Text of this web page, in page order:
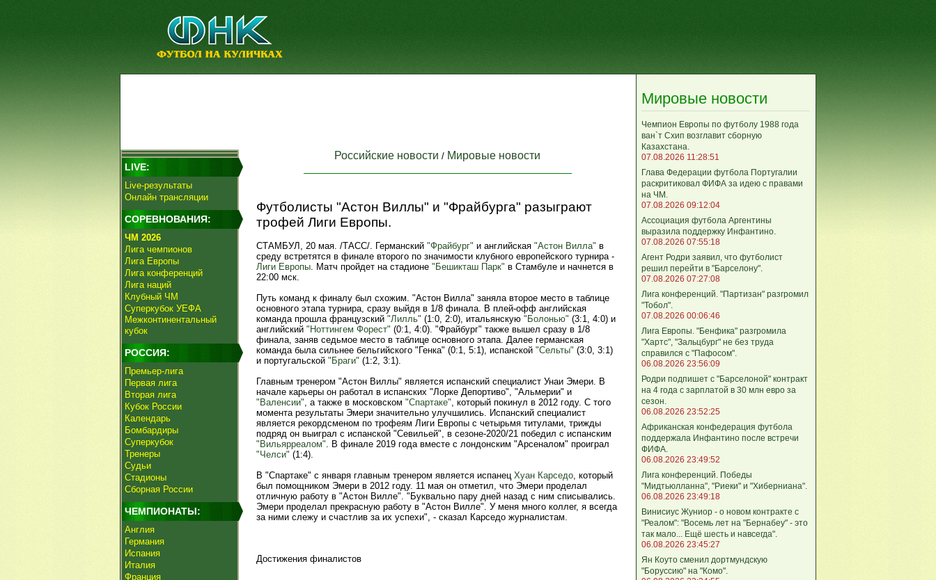
LIVE:
Live-результаты
Онлайн трансляции
СОРЕВНОВАНИЯ:
ЧМ 2026
Лига чемпионов
Лига Европы
Лига конференций
Лига наций
Клубный ЧМ
Суперкубок УЕФА
Межконтинентальный
кубок
РОССИЯ:
Премьер-лига
Первая лига
Вторая лига
Кубок России
Календарь
Бомбардиры
Суперкубок
Тренеры
Судьи
Стадионы
Сборная России
ЧЕМПИОНАТЫ:
Англия
Германия
Испания
Италия
Франция
Российские новости / Мировые новости
Футболисты "Астон Виллы" и "Фрайбурга" разыграют
трофей Лиги Европы.
СТАМБУЛ, 20 мая. /ТАСС/. Германский "Фрайбург" и английская "Астон Вилла" в
среду встретятся в финале второго по значимости клубного европейского турнира -
Лиги Европы. Матч пройдет на стадионе "Бешикташ Парк" в Стамбуле и начнется в
22:00 мск.
Путь команд к финалу был схожим. "Астон Вилла" заняла второе место в таблице
основного этапа турнира, сразу выйдя в 1/8 финала. В плей-офф английская
команда прошла французский "Лилль" (1:0, 2:0), итальянскую "Болонью" (3:1, 4:0) и
английский "Ноттингем Форест" (0:1, 4:0). "Фрайбург" также вышел сразу в 1/8
финала, заняв седьмое место в таблице основного этапа. Далее германская
команда была сильнее бельгийского "Генка" (0:1, 5:1), испанской "Сельты" (3:0, 3:1)
и португальской "Браги" (1:2, 3:1).
Главным тренером "Астон Виллы" является испанский специалист Унаи Эмери. В
начале карьеры он работал в испанских "Лорке Депортиво", "Альмерии" и
"Валенсии", а также в московском "Спартаке", который покинул в 2012 году. С того
момента результаты Эмери значительно улучшились. Испанский специалист
является рекордсменом по трофеям Лиги Европы с четырьмя титулами, трижды
подряд он выиграл с испанской "Севильей", в сезоне-2020/21 победил с испанским
"Вильярреалом". В финале 2019 года вместе с лондонским "Арсеналом" проиграл
"Челси" (1:4).
В "Спартаке" с января главным тренером является испанец Хуан Карседо, который
был помощником Эмери в 2012 году. 11 мая он отметил, что Эмери проделал
отличную работу в "Астон Вилле". "Буквально пару дней назад с ним списывались.
Эмери проделал прекрасную работу в "Астон Вилле". У меня много коллег, я всегда
за ними слежу и счастлив за их успехи", - сказал Карседо журналистам.
Достижения финалистов
Мировые новости
Чемпион Европы по футболу 1988 года
ван`т Схип возглавит сборную
Казахстана.
07.08.2026 11:28:51
Глава Федерации футбола Португалии
раскритиковал ФИФА за идею с правами
на ЧМ.
07.08.2026 09:12:04
Ассоциация футбола Аргентины
выразила поддержку Инфантино.
07.08.2026 07:55:18
Агент Родри заявил, что футболист
решил перейти в "Барселону".
07.08.2026 07:27:08
Лига кoнференций. "Партизан" разгромил
"Тобол".
07.08.2026 00:06:46
Лига Европы. "Бенфика" разгромила
"Хартс", "Зальцбург" не без труда
справился с "Пафосом".
06.08.2026 23:56:09
Родри подпишет с "Барселоной" контракт
на 4 года с зарплатой в 30 млн евро за
сезон.
06.08.2026 23:52:25
Африканская конфедерация футбола
поддержала Инфантино после встречи
ФИФА.
06.08.2026 23:49:52
Лига кoнференций. Победы
"Мидтьюлланна", "Риеки" и "Хиберниана".
06.08.2026 23:49:18
Винисиус Жуниор - о новом контракте с
"Реалом": "Восемь лет на "Бернабеу" - это
так мало... Ещё шесть и навсегда".
06.08.2026 23:45:27
Ян Коуто сменил дортмундскую
"Боруссию" на "Комо".